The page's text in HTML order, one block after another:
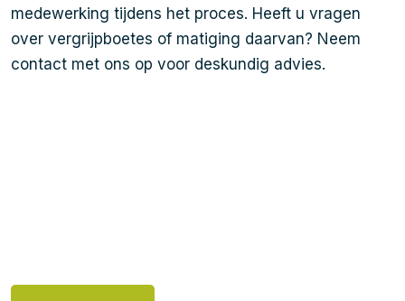
medewerking tijdens het proces. Heeft u vragen
over vergrijpboetes of matiging daarvan? Neem
contact met ons op voor deskundig advies.